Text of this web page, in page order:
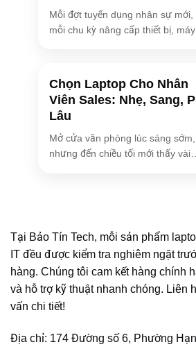
Mỗi đợt tuyển dụng nhân sự mới,
mỗi chu kỳ nâng cấp thiết bị, máy
Chọn Laptop Cho Nhân
Viên Sales: Nhẹ, Sang,
Lâu
Mở cửa văn phòng lúc sáng sớm,
nhưng đến chiều tối mới thấy vài
Tại Bảo Tín Tech, mỗi sản phẩm
IT đều được kiểm tra nghiêm ngặt
hàng. Chúng tôi cam kết hàng chính
và hỗ trợ kỹ thuật nhanh chóng. Liên
vấn chi tiết!
Địa chỉ: 174 Đường số 6, Phường